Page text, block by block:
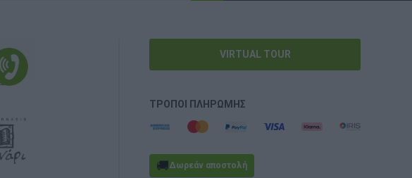
VIRTUAL TOUR
ΤΡΌΠΟΙ ΠΛΗΡΩΜΉΣ
🚚Δωρεάν αποστολή